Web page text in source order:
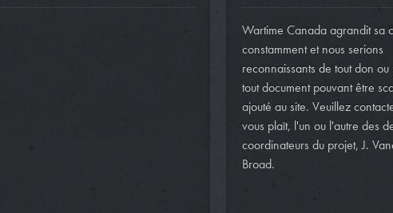
Wartime Canada agrandit sa
constamment et nous serions
reconnaissants de tout don ou
tout document pouvant être
ajouté au site. Veuillez
vous plaît, l'un ou l'autre des
coordinateurs du projet, J.
Broad.